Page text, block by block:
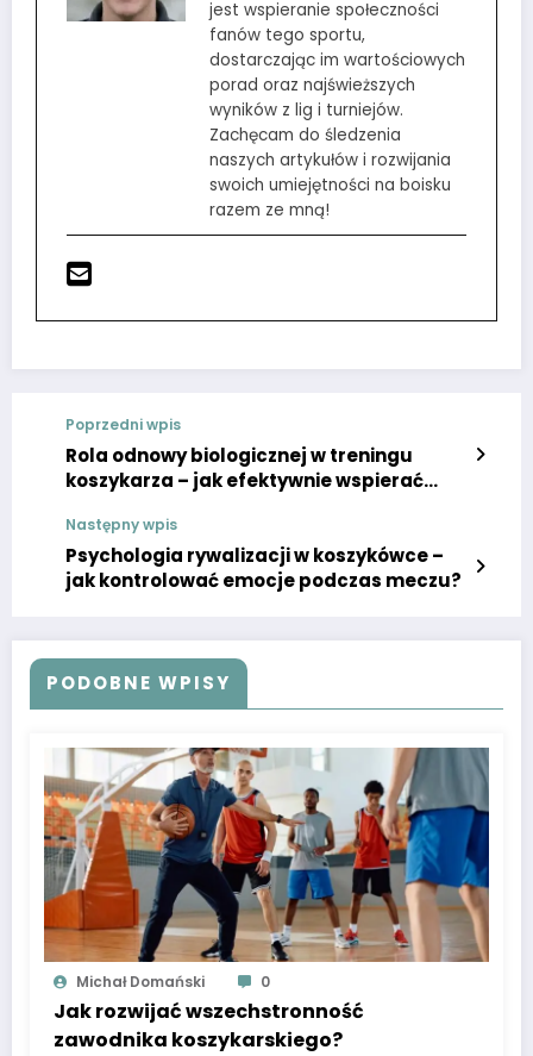
jest wspieranie społeczności
fanów tego sportu,
dostarczając im wartościowych
porad oraz najświeższych
wyników z lig i turniejów.
Zachęcam do śledzenia
naszych artykułów i rozwijania
swoich umiejętności na boisku
razem ze mną!
Poprzedni wpis
Rola odnowy biologicznej w treningu
koszykarza – jak efektywnie wspierać
Następny wpis
Psychologia rywalizacji w koszykówce –
jak kontrolować emocje podczas meczu?
PODOBNE WPISY
Michał Domański 0
Jak rozwijać wszechstronność
zawodnika koszykarskiego?